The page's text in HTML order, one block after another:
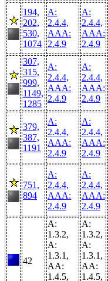
194,
202,
530,
1074
A:
2.4.4,
AAA:
2.4.9
A:
2.4.4,
AAA:
2.4.9
307,
315,
999,
1149,
1285
A:
2.4.4,
AAA:
2.4.9
A:
2.4.4,
AAA:
2.4.9
379,
387,
1191
A:
2.4.4,
AAA:
2.4.9
A:
2.4.4,
AAA:
2.4.9
751,
894
A:
2.4.4,
AAA:
2.4.9
A:
2.4.4,
AAA:
2.4.9
42
A:
1.3.2,
A:
1.3.1,
AA:
1.4.5,
A:
1.3.2,
A:
1.3.1,
AA:
1.4.5,